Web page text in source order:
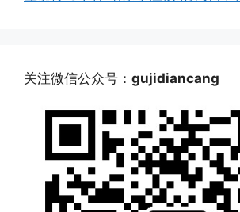
关注微信公众号： gujidiancang